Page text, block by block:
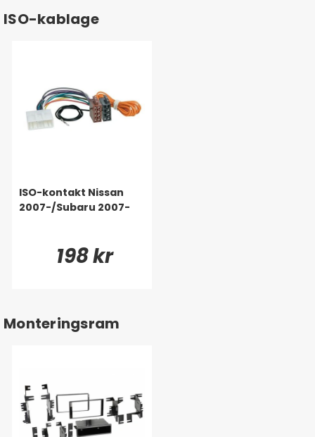
ISO-kablage
ISO-kontakt Nissan
2007-/Subaru 2007-
198 kr
Monteringsram